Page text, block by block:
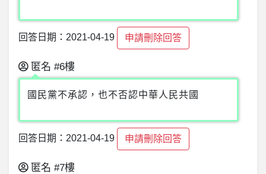
回答日期：2021-04-19 申請刪除回答
匿名 #6樓
國民黨不承認，也不否認中華人民共國
回答日期：2021-04-19 申請刪除回答
匿名 #7樓